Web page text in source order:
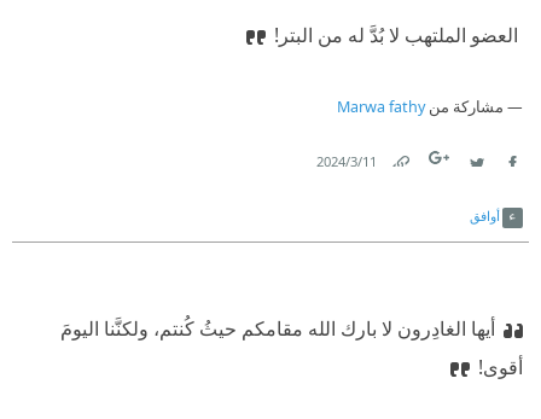
‫ العضو الملتهب لا بُدَّ له من البتر!
مشاركة منMarwa fathy
11‏/3‏/2024
أوافق
أيها الغادِرون لا بارك الله مقامكم حيثُ كُنتم، ولكنَّنا اليومَ
أقوى!